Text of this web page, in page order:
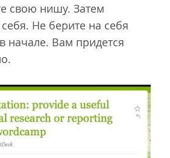
свою нишу. Затем
Не берите на себя
начале. Вам придется